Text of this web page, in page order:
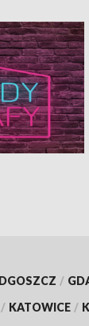
/
/ KATOWICE /